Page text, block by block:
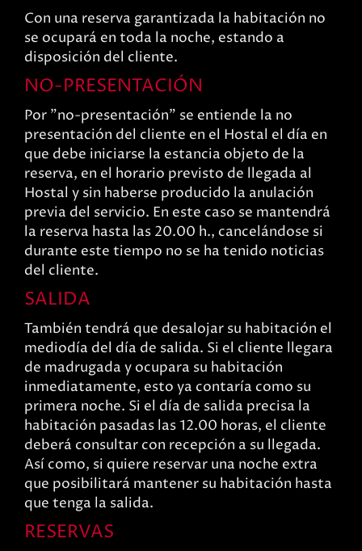
Con una reserva garantizada la habitación no
se ocupará en toda la noche, estando a
disposición del cliente.
NO-PRESENTACIÓN
Por "no-presentación" se entiende la no
presentación del cliente en el Hostal el día en
que debe iniciarse la estancia objeto de la
reserva, en el horario previsto de llegada al
Hostal y sin haberse producido la anulación
previa del servicio. En este caso se mantendrá
la reserva hasta las 20.00 h., cancelándose si
durante este tiempo no se ha tenido noticias
del cliente.
SALIDA
También tendrá que desalojar su habitación el
mediodía del día de salida. Si el cliente llegara
de madrugada y ocupara su habitación
inmediatamente, esto ya contaría como su
primera noche. Si el día de salida precisa la
habitación pasadas las 12.00 horas, el cliente
deberá consultar con recepción a su llegada.
Así como, si quiere reservar una noche extra
que posibilitará mantener su habitación hasta
que tenga la salida.
RESERVAS